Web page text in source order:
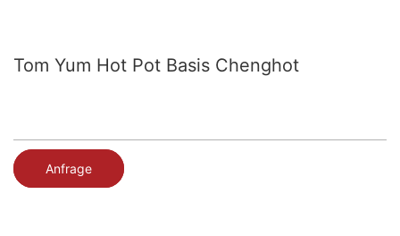
Tom Yum Hot Pot Basis Chenghot
Anfrage